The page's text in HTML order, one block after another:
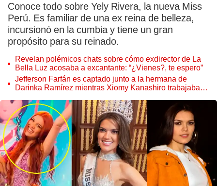
Conoce todo sobre Yely Rivera, la nueva Miss
Perú. Es familiar de una ex reina de belleza,
incursionó en la cumbia y tiene un gran
propósito para su reinado.
Revelan polémicos chats sobre cómo exdirector de La
Bella Luz acosaba a excantante: “¿Vienes?, te espero”
Jefferson Farfán es captado junto a la hermana de
Darinka Ramírez mientras Xiomy Kanashiro trabajaba: